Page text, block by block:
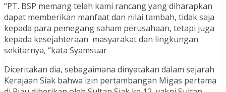
“PT. BSP memang telah kami rancang yang diharapkan
dapat memberikan manfaat dan nilai tambah, tidak saja
kepada para pemegang saham perusahaan, tetapi juga
kepada kesejahteraan masyarakat dan lingkungan
sekitarnya, “kata Syamsuar
Diceritakan dia, sebagaimana dinyatakan dalam sejarah
Kerajaan Siak bahwa izin pertambangan Migas pertama